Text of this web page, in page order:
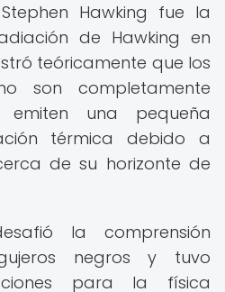
Hawking fue la
de Hawking en
teóricamente que los
son completamente
una pequeña
térmica debido a
de su horizonte de
la comprensión
negros y tuvo
para la física